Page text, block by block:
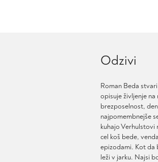
lahko
strani
izdelka
Odzivi
Roman Beda
opisuje življenje
brezposelnost,
najpomembnejše
kuhajo Verhulstovi
cel koš bede,
epizodami. Kot da
leži v jarku. Najsi